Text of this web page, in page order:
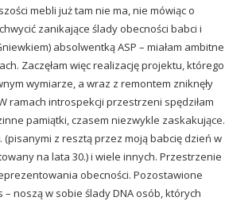
mebli już tam nie ma, nie mówiąc o
zanikające ślady obecności babci i
absolwentką ASP – miałam ambitne
Zaczęłam więc realizację projektu, którego
wymiarze, a wraz z remontem zniknęły
ramach introspekcji przestrzeni spędziłam
pamiątki, czasem niezwykle zaskakujące.
(pisanymi z resztą przez moją babcię dzień w
na lata 30.) i wiele innych. Przestrzenie
obecności. Pozostawione
noszą w sobie ślady DNA osób, których